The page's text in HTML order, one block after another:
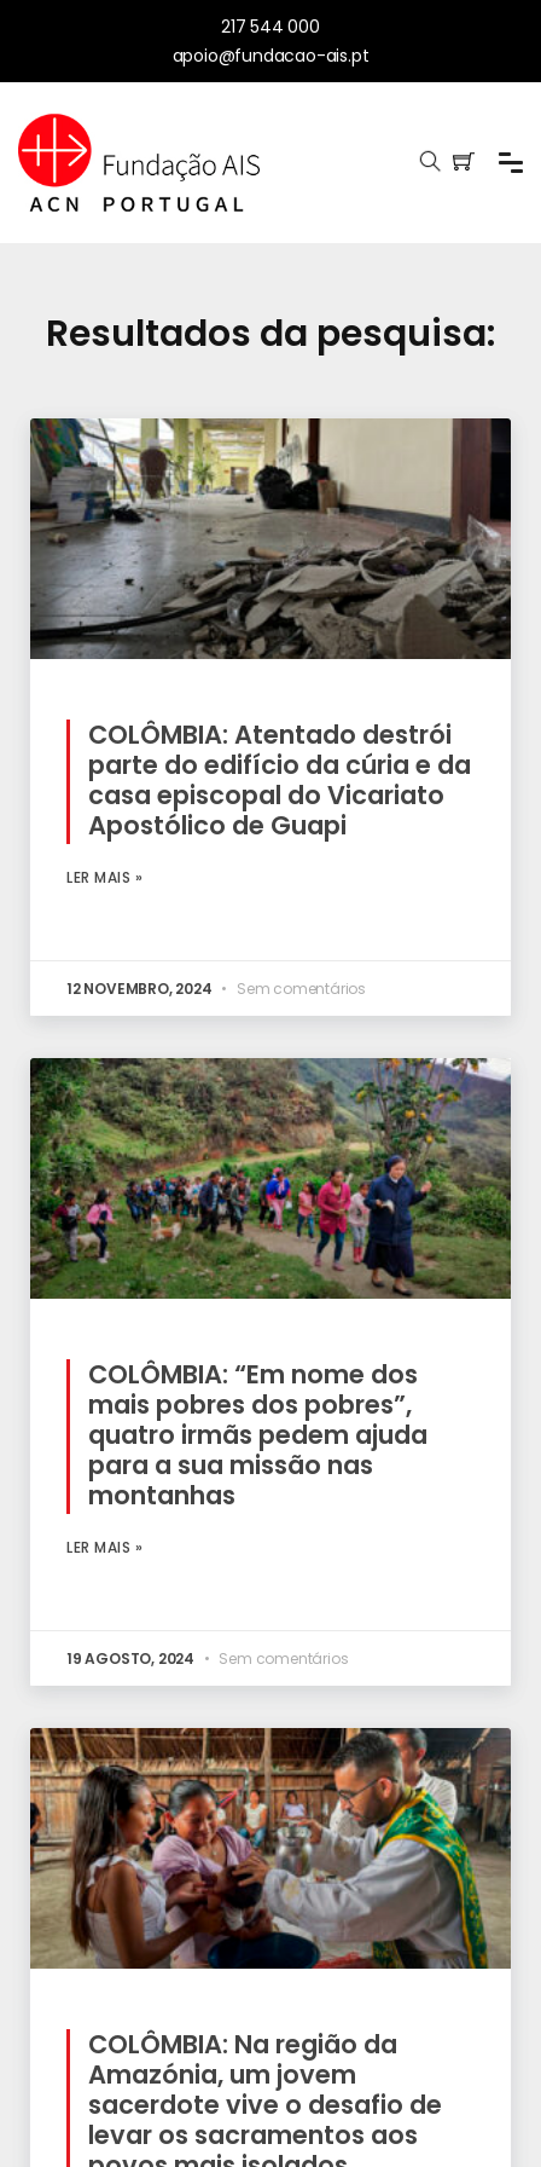
217 544 000
apoio@fundacao-ais.pt
Resultados da pesquisa:
COLÔMBIA: Atentado destrói
parte do edifício da cúria e da
casa episcopal do Vicariato
Apostólico de Guapi
LER MAIS »
12 NOVEMBRO, 2024 Sem comentários
COLÔMBIA: “Em nome dos
mais pobres dos pobres”,
quatro irmãs pedem ajuda
para a sua missão nas
montanhas
LER MAIS »
19 AGOSTO, 2024 Sem comentários
COLÔMBIA: Na região da
Amazónia, um jovem
sacerdote vive o desafio de
levar os sacramentos aos